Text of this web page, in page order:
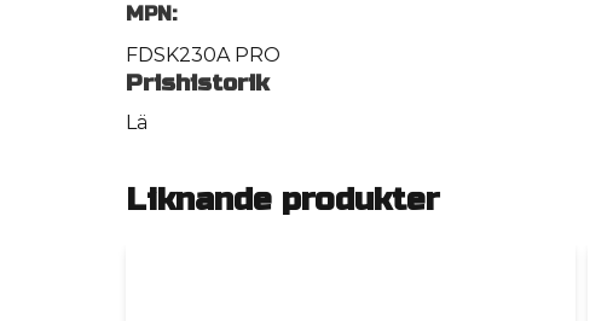
MPN:
FDSK230A PRO
Prishistorik
Lä
Liknande produkter